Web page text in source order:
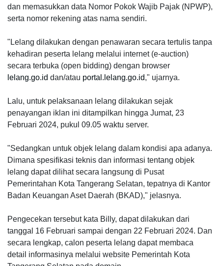
dan memasukkan data Nomor Pokok Wajib Pajak (NPWP),
serta nomor rekening atas nama sendiri.
"Lelang dilakukan dengan penawaran secara tertulis tanpa
kehadiran peserta lelang melalui internet (e-auction)
secara terbuka (open bidding) dengan browser
lelang.go.id dan/atau portal.lelang.go.id," ujarnya.
Lalu, untuk pelaksanaan lelang dilakukan sejak
penayangan iklan ini ditampilkan hingga Jumat, 23
Februari 2024, pukul 09.05 waktu server.
"Sedangkan untuk objek lelang dalam kondisi apa adanya.
Dimana spesifikasi teknis dan informasi tentang objek
lelang dapat dilihat secara langsung di Pusat
Pemerintahan Kota Tangerang Selatan, tepatnya di Kantor
Badan Keuangan Aset Daerah (BKAD)," jelasnya.
Pengecekan tersebut kata Billy, dapat dilakukan dari
tanggal 16 Februari sampai dengan 22 Februari 2024. Dan
secara lengkap, calon peserta lelang dapat membaca
detail informasinya melalui website Pemerintah Kota